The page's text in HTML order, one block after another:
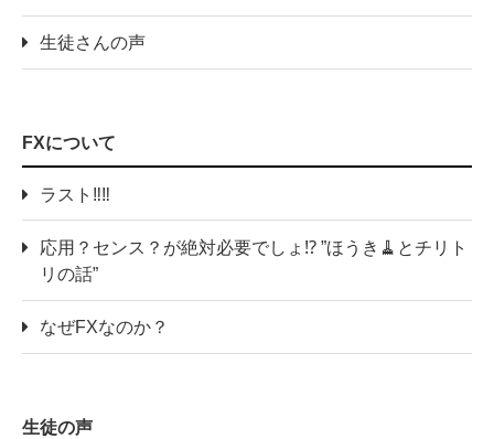
生徒さんの声
FXについて
ラスト‼️‼️
応用？センス？が絶対必要でしょ⁉️ ”ほうき🧹とチリト
リの話”
なぜFXなのか？
生徒の声